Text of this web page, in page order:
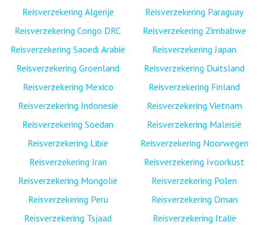
Reisverzekering Algerije
Reisverzekering Congo DRC
Reisverzekering Saoedi Arabië
Reisverzekering Groenland
Reisverzekering Mexico
Reisverzekering Indonesië
Reisverzekering Soedan
Reisverzekering Libië
Reisverzekering Iran
Reisverzekering Mongolië
Reisverzekering Peru
Reisverzekering Tsjaad
Reisverzekering Paraguay
Reisverzekering Zimbabwe
Reisverzekering Japan
Reisverzekering Duitsland
Reisverzekering Finland
Reisverzekering Vietnam
Reisverzekering Maleisië
Reisverzekering Noorwegen
Reisverzekering Ivoorkust
Reisverzekering Polen
Reisverzekering Oman
Reisverzekering Italië